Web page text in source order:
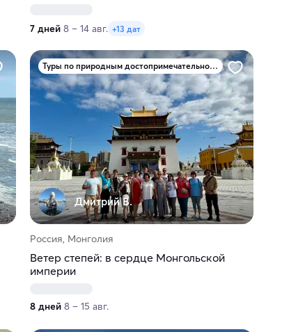
7 дней 8 – 14 авг. +13 дат
Туры по природным достопримечательностям
Дмитрий В.
Россия, Монголия
Ветер степей: в сердце Монгольской
империи
8 дней 8 – 15 авг.